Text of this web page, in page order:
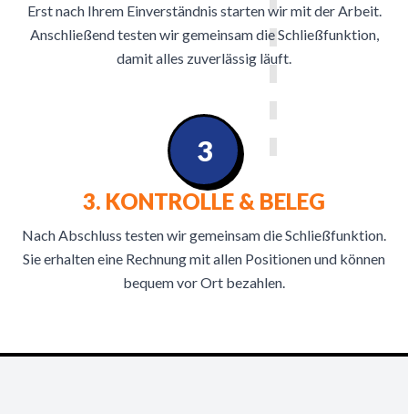
Erst nach Ihrem Einverständnis starten wir mit der Arbeit.
Anschließend testen wir gemeinsam die Schließfunktion,
damit alles zuverlässig läuft.
3. KONTROLLE & BELEG
Nach Abschluss testen wir gemeinsam die Schließfunktion.
Sie erhalten eine Rechnung mit allen Positionen und können
bequem vor Ort bezahlen.
3